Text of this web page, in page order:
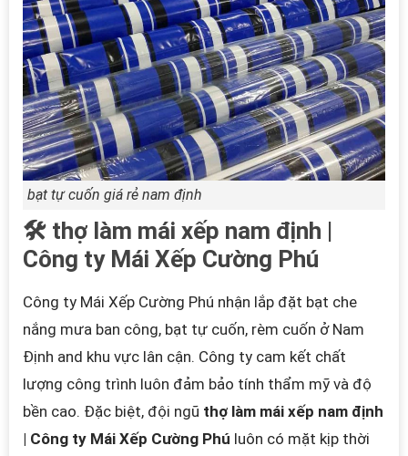
bạt tự cuốn giá rẻ nam định
🛠️ thợ làm mái xếp nam định |
Công ty Mái Xếp Cường Phú
Công ty Mái Xếp Cường Phú nhận lắp đặt bạt che
nắng mưa ban công, bạt tự cuốn, rèm cuốn ở Nam
Định and khu vực lân cận. Công ty cam kết chất
lượng công trình luôn đảm bảo tính thẩm mỹ và độ
bền cao. Đặc biệt, đội ngũ thợ làm mái xếp nam định
| Công ty Mái Xếp Cường Phú luôn có mặt kịp thời